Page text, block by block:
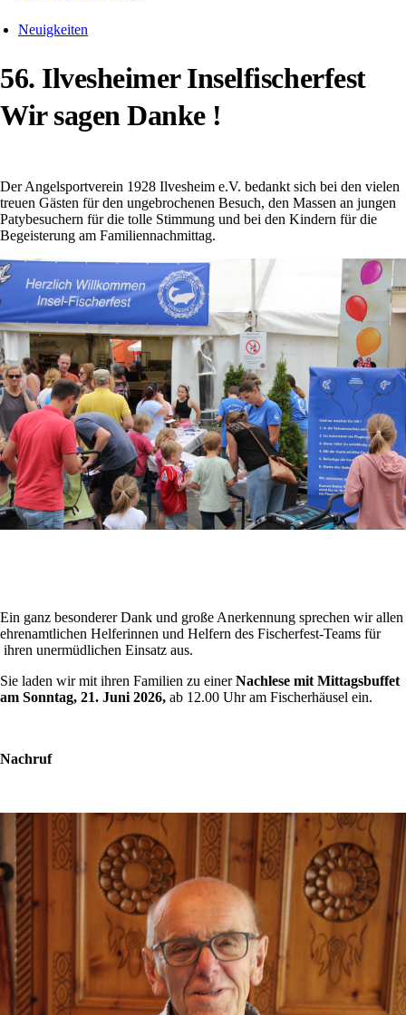
Neuigkeiten
56. Ilvesheimer Inselfischerfest
Wir sagen Danke !
Der Angelsportverein 1928 Ilvesheim e.V. bedankt sich bei den vielen
treuen Gästen für den ungebrochenen Besuch, den Massen an jungen
Patybesuchern für die tolle Stimmung und bei den Kindern für die
Begeisterung am Familiennachmittag.
Ein ganz besonderer Dank und große Anerkennung sprechen wir allen
ehrenamtlichen Helferinnen und Helfern des Fischerfest-Teams für
ihren unermüdlichen Einsatz aus.
Sie laden wir mit ihren Familien zu einerNachlese mit Mittagsbuffet
am Sonntag, 21. Juni 2026, ab 12.00 Uhr am Fischerhäusel ein.
Nachruf